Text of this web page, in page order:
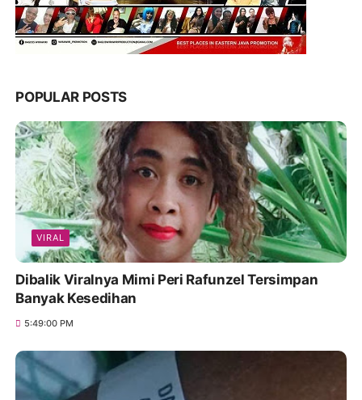
POPULAR POSTS
VIRAL
Dibalik Viralnya Mimi Peri Rafunzel Tersimpan
Banyak Kesedihan
5:49:00 PM